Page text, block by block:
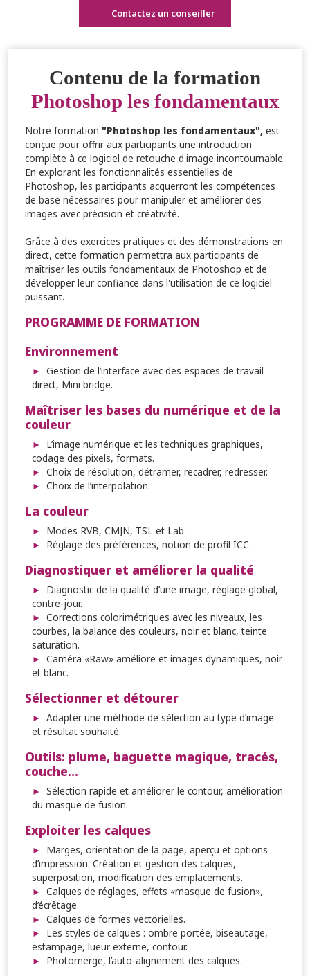
Contactez un conseiller
Contenu de la formation
Photoshop les fondamentaux
Notre formation "Photoshop les fondamentaux", est
conçue pour offrir aux participants une introduction
complète à ce logiciel de retouche d'image incontournable.
En explorant les fonctionnalités essentielles de
Photoshop, les participants acquerront les compétences
de base nécessaires pour manipuler et améliorer des
images avec précision et créativité.
Grâce à des exercices pratiques et des démonstrations en
direct, cette formation permettra aux participants de
maîtriser les outils fondamentaux de Photoshop et de
développer leur confiance dans l'utilisation de ce logiciel
puissant.
PROGRAMME DE FORMATION
Environnement
Gestion de l’interface avec des espaces de travail
direct, Mini bridge.
Maîtriser les bases du numérique et de la
couleur
L’image numérique et les techniques graphiques,
codage des pixels, formats.
Choix de résolution, détramer, recadrer, redresser.
Choix de l’interpolation.
La couleur
Modes RVB, CMJN, TSL et Lab.
Réglage des préférences, notion de profil ICC.
Diagnostiquer et améliorer la qualité
Diagnostic de la qualité d’une image, réglage global,
contre-jour.
Corrections colorimétriques avec les niveaux, les
courbes, la balance des couleurs, noir et blanc, teinte
saturation.
Caméra «Raw» améliore et images dynamiques, noir
et blanc.
Sélectionner et détourer
Adapter une méthode de sélection au type d’image
et résultat souhaité.
Outils: plume, baguette magique, tracés,
couche...
Sélection rapide et améliorer le contour, amélioration
du masque de fusion.
Exploiter les calques
Marges, orientation de la page, aperçu et options
d’impression. Création et gestion des calques,
superposition, modification des emplacements.
Calques de réglages, effets «masque de fusion»,
d’écrêtage.
Calques de formes vectorielles.
Les styles de calques : ombre portée, biseautage,
estampage, lueur externe, contour.
Photomerge, l’auto-alignement des calques.